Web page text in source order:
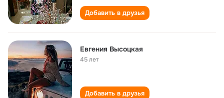
Добавить в друзья
Евгения Высоцкая
45 лет
Добавить в друзья